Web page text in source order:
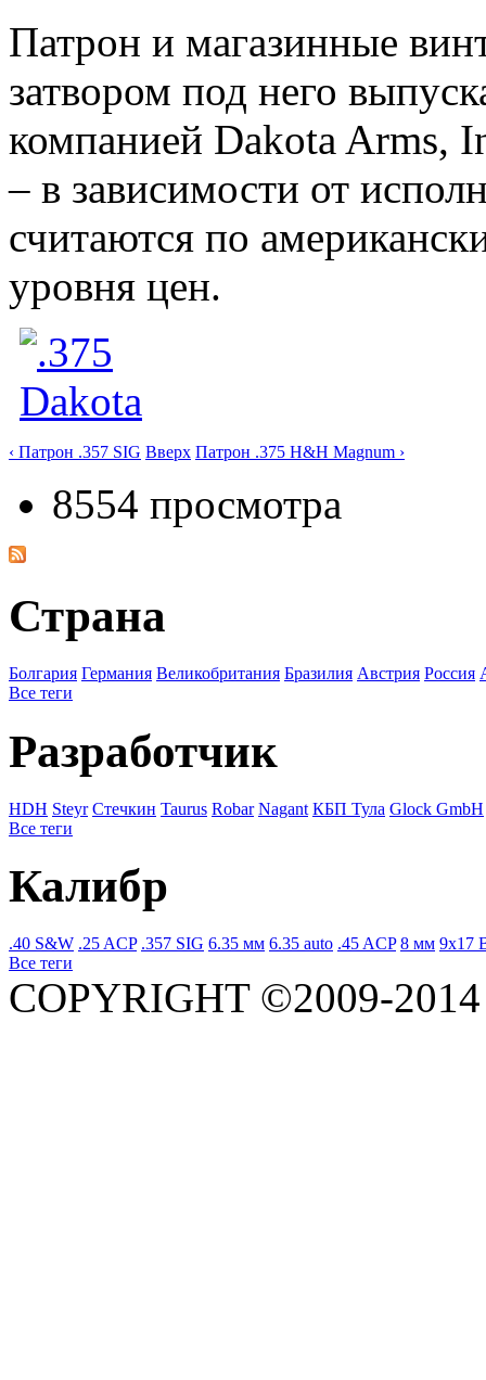
Патрон и магазинные
затвором под него
компанией Dakota Arms,
– в зависимости от
считаются по
уровня цен.
‹ Патрон .357 SIG Вверх Патрон .375 H&H Magnum ›
8554 просмотра
Страна
Болгария Германия Великобритания Бразилия Австрия Росcия
Все теги
Разработчик
HDH Steyr Стечкин Taurus Robar Nagant КБП Тула Glock GmbH
Все теги
Калибр
.40 S&W .25 ACP .357 SIG 6.35 мм 6.35 auto .45 ACP 8 мм 9x17
Все теги
COPYRIGHT ©2009-